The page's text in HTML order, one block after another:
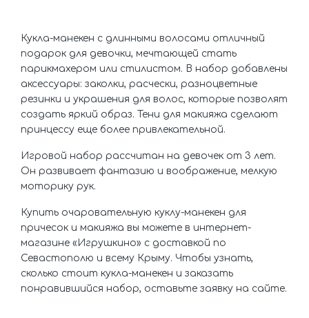
Кукла-манекен с длинными волосами отличный
подарок для девочки, мечтающей стать
парикмахером или стилистом. В набор добавлены
аксессуары: заколки, расчески, разноцветные
резинки и украшения для волос, которые позволят
создать яркий образ. Тени для макияжа сделают
принцессу еще более привлекательной.
Игровой набор рассчитан на девочек от 3 лет.
Он развивает фантазию и воображение, мелкую
моторику рук.
Купить очаровательную куклу-манекен для
причесок и макияжа вы можете в интернет-
магазине «Игрушкино» с доставкой по
Севастополю и всему Крыму. Чтобы узнать,
сколько стоит кукла-манекен и заказать
понравившийся набор, оставьте заявку на сайте.